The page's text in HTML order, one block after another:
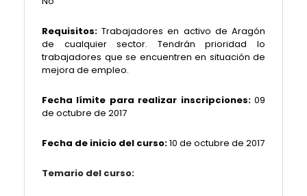
Requisitos:Trabajadores en activo de Aragón
de cualquier sector. Tendrán prioridad lo
trabajadores que se encuentren en situación de
mejora de empleo.
Fecha límite para realizar inscripciones:09
de octubre de 2017
Fecha de inicio del curso:10 de octubre de 2017
Temario del curso: